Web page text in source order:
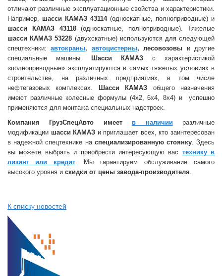
отличают различные эксплуатационные свойства и характеристики.
Например, шасси КАМАЗ 43114 (односкатные, полноприводные) и
шасси КАМАЗ 43118(односкатные, полноприводные). Тяжелые
шасси КАМАЗ 53228 (двухскатные) используются для следующей
спецтехники:автокраны, автоцистерны, лесовозовы и другие
специальные машины.
Шасси КАМАЗ с характеристикой
«полноприводные» эксплуатируются в самых тяжелых условиях в
строительстве, на различных предприятиях, в том числе
нефтегазовых комплексах.
Шасси КАМАЗ общего назначения
имеют различные колесные формулы (4х2, 6х4, 8х4) и успешно
применяются для монтажа специальных надстроек.
Компания ГрузСпецАвто
имеет в наличии различные
модификации шасси КАМАЗ и приглашает всех, кто заинтересован
в надежной спецтехнике на специализированную стоянку. Здесь
вы можете выбрать и приобрести интересующую вас технику в
лизинг или кредит. Мы гарантируем обслуживание самого
высокого уровня и скидки от цены завода-производителя.
К списку новостей